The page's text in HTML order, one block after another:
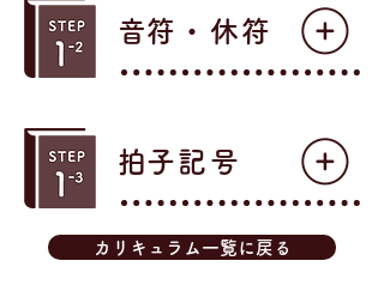
​音符・休符
​拍子記号
カリキュラム一覧に戻る